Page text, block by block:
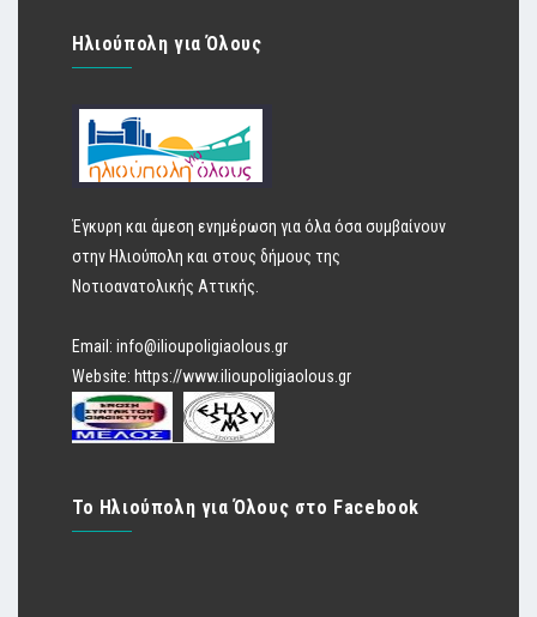
Ηλιούπολη για Όλους
Έγκυρη και άμεση ενημέρωση για όλα όσα συμβαίνουν
στην Ηλιούπολη και στους δήμους της
Νοτιοανατολικής Αττικής.
Email: info@ilioupoligiaolous.gr
Website: https://www.ilioupoligiaolous.gr
Το Ηλιούπολη για Όλους στο Facebook